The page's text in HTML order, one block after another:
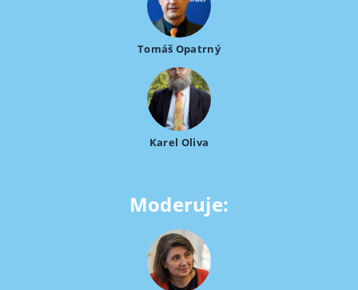
Tomáš Opatrný
Karel Oliva
Moderuje: